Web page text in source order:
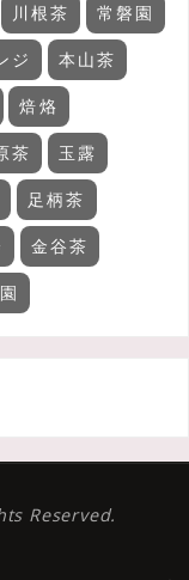
川根茶 常磐園
ジ 本山茶
焙烙
茶 玉露
足柄茶
金谷茶
Reserved.